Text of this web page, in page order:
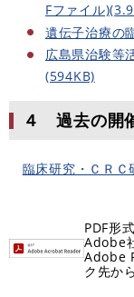
Fファイル
遺伝子治療の
広島県治験等
(594KB)
４ 過去の開
臨床研究・ＣＲ
PDF形
Adobe
Adobe
ク先か